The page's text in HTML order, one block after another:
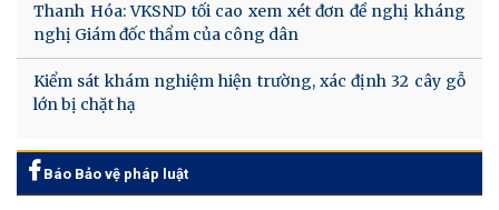
Thanh Hóa: VKSND tối cao xem xét đơn đề nghị kháng
nghị Giám đốc thẩm của công dân
Kiểm sát khám nghiệm hiện trường, xác định 32 cây gỗ
lớn bị chặt hạ
Báo Bảo vệ pháp luật